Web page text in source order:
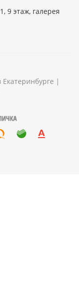
9 этаж, галерея
|